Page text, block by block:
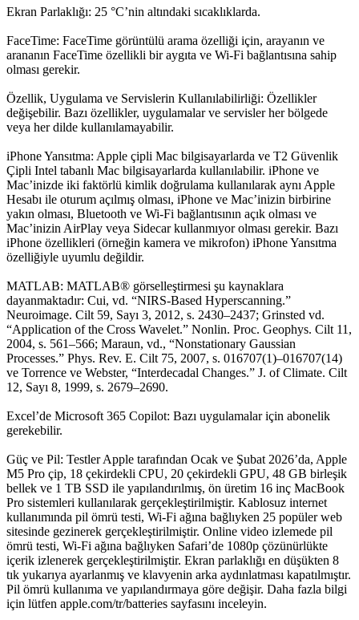
Ekran Parlaklığı: 25 °C’nin altındaki sıcaklıklarda.
FaceTime: FaceTime görüntülü arama özelliği için, arayanın ve
arananın FaceTime özellikli bir aygıta ve Wi‑Fi bağlantısına sahip
olması gerekir.
Özellik, Uygulama ve Servislerin Kullanılabilirliği: Özellikler
değişebilir. Bazı özellikler, uygulamalar ve servisler her bölgede
veya her dilde kullanılamayabilir.
iPhone Yansıtma: Apple çipli Mac bilgisayarlarda ve T2 Güvenlik
Çipli Intel tabanlı Mac bilgisayarlarda kullanılabilir. iPhone ve
Mac’inizde iki faktörlü kimlik doğrulama kullanılarak aynı Apple
Hesabı ile oturum açılmış olması, iPhone ve Mac’inizin birbirine
yakın olması, Bluetooth ve Wi-Fi bağlantısının açık olması ve
Mac’inizin AirPlay veya Sidecar kullanmıyor olması gerekir. Bazı
iPhone özellikleri (örneğin kamera ve mikrofon) iPhone Yansıtma
özelliğiyle uyumlu değildir.
MATLAB: MATLAB® görselleştirmesi şu kaynaklara
dayanmaktadır: Cui, vd. “NIRS-Based Hyperscanning.”
Neuroimage. Cilt 59, Sayı 3, 2012, s. 2430–2437; Grinsted vd.
“Application of the Cross Wavelet.” Nonlin. Proc. Geophys. Cilt 11,
2004, s. 561–566; Maraun, vd., “Nonstationary Gaussian
Processes.” Phys. Rev. E. Cilt 75, 2007, s. 016707(1)–016707(14)
ve Torrence ve Webster, “Interdecadal Changes.” J. of Climate. Cilt
12, Sayı 8, 1999, s. 2679–2690.
Excel’de Microsoft 365 Copilot: Bazı uygulamalar için abonelik
gerekebilir.
Güç ve Pil: Testler Apple tarafından Ocak ve Şubat 2026’da, Apple
M5 Pro çip, 18 çekirdekli CPU, 20 çekirdekli GPU, 48 GB birleşik
bellek ve 1 TB SSD ile yapılandırılmış, ön üretim 16 inç MacBook
Pro sistemleri kullanılarak gerçekleştirilmiştir. Kablosuz internet
kullanımında pil ömrü testi, Wi‑Fi ağına bağlıyken 25 popüler web
sitesinde gezinerek gerçekleştirilmiştir. Online video izlemede pil
ömrü testi, Wi‑Fi ağına bağlıyken Safari’de 1080p çözünürlükte
içerik izlenerek gerçekleştirilmiştir. Ekran parlaklığı en düşükten 8
tık yukarıya ayarlanmış ve klavyenin arka aydınlatması kapatılmıştır.
Pil ömrü kullanıma ve yapılandırmaya göre değişir. Daha fazla bilgi
için lütfen apple.com/tr/batteries sayfasını inceleyin.